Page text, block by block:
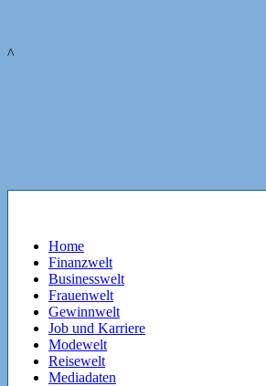
^
Home
Finanzwelt
Businesswelt
Frauenwelt
Gewinnwelt
Job und Karriere
Modewelt
Reisewelt
Mediadaten